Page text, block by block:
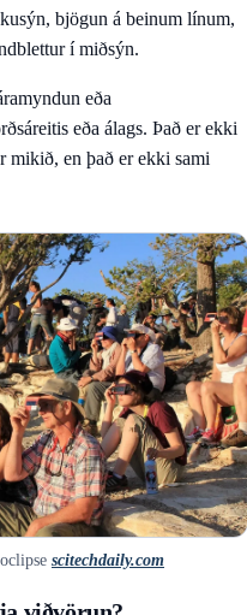
bjögun á beinum línum,
í miðsýn.
eða
eða álags. Það er ekki
mikið, en það er ekki sami
scitechdaily.com